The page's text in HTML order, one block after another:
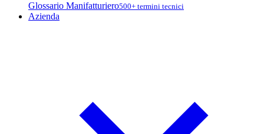
Glossario Manifatturiero500+ termini tecnici
Azienda